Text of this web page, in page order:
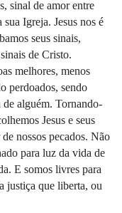
sinal de amor entre
Igreja. Jesus nos é
seus sinais,
de Cristo.
melhores, menos
perdoados, sendo
de alguém. Tornando-
Jesus e seus
nossos pecados. Não
para luz da vida de
E somos livres para
justiça que liberta, ou